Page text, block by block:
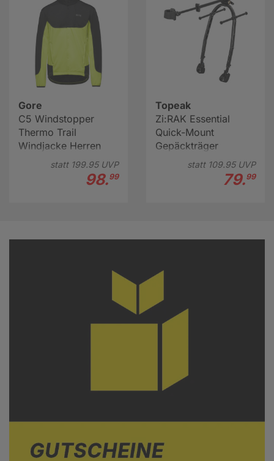
Gore
C5 Windstopper
Thermo Trail
Windjacke Herren
statt 199.95UVP
98.99
Topeak
Zi:RAK Essential
Quick-Mount
Gepäckträger
statt 109.95UVP
79.99